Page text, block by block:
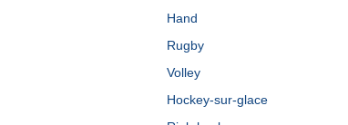
Hand
Rugby
Volley
Hockey-sur-glace